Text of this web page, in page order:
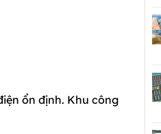
ổn định. Khu công